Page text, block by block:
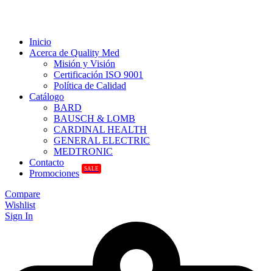
Inicio
Acerca de Quality Med
Misión y Visión
Certificación ISO 9001
Política de Calidad
Catálogo
BARD
BAUSCH & LOMB
CARDINAL HEALTH
GENERAL ELECTRIC
MEDTRONIC
Contacto
Promociones
SALE
Compare
Wishlist
Sign In